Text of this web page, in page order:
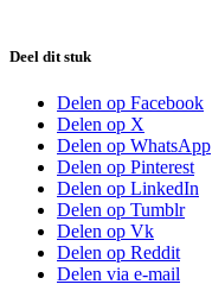
Deel dit stuk
Delen op Facebook
Delen op X
Delen op WhatsApp
Delen op Pinterest
Delen op LinkedIn
Delen op Tumblr
Delen op Vk
Delen op Reddit
Delen via e-mail